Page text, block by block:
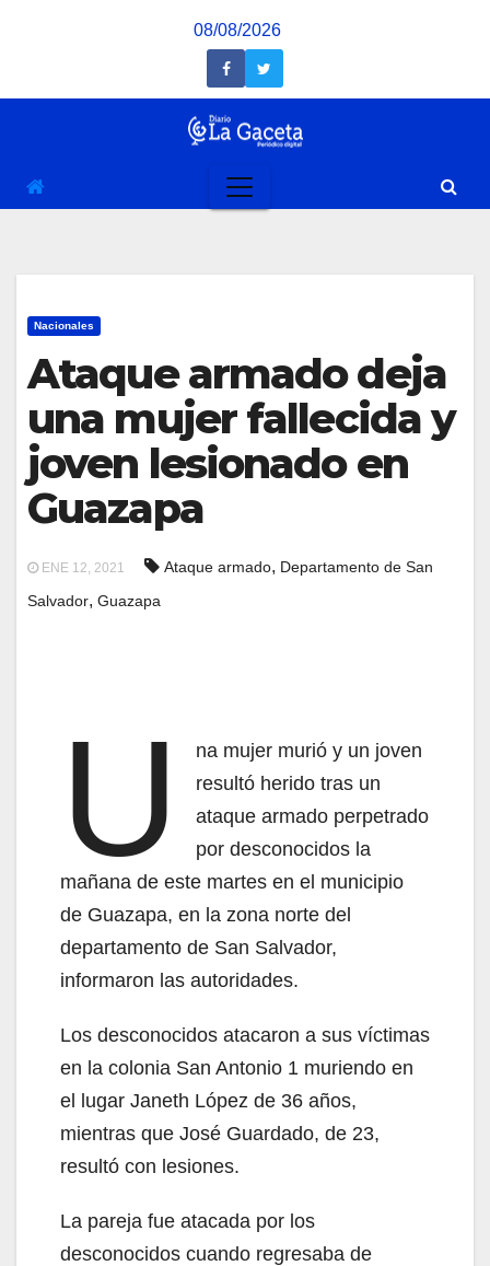
08/08/2026
Nacionales
Ataque armado deja
una mujer fallecida y
joven lesionado en
Guazapa
ENE 12, 2021 Ataque armado, Departamento de San
Salvador, Guazapa
U
na mujer murió y un joven
resultó herido tras un
ataque armado perpetrado
por desconocidos la
mañana de este martes en el municipio
de Guazapa, en la zona norte del
departamento de San Salvador,
informaron las autoridades.
Los desconocidos atacaron a sus víctimas
en la colonia San Antonio 1 muriendo en
el lugar Janeth López de 36 años,
mientras que José Guardado, de 23,
resultó con lesiones.
La pareja fue atacada por los
desconocidos cuando regresaba de